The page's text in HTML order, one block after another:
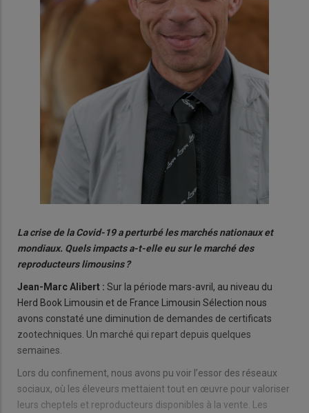
La crise de la Covid-19 a perturbé les marchés nationaux et
mondiaux. Quels impacts a-t-elle eu sur le marché des
reproducteurs limousins ?
Jean-Marc Alibert : Sur la période mars-avril, au niveau du
Herd Book Limousin et de France Limousin Sélection nous
avons constaté une diminution de demandes de certificats
zootechniques. Un marché qui repart depuis quelques
semaines.
Lors du confinement, nous avons pu voir l’essor des réseaux
sociaux, où les éleveurs mettaient tout en œuvre pour valoriser
leurs cheptels et reproducteurs disponibles à la vente. Les